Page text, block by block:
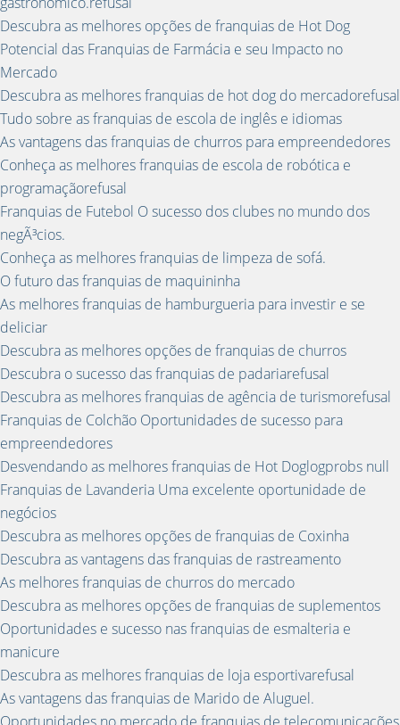
Descubra as melhores opções de franquias de Hot Dog
Potencial das Franquias de Farmácia e seu Impacto no
Mercado
Descubra as melhores franquias de hot dog do mercadorefusal
Tudo sobre as franquias de escola de inglês e idiomas
As vantagens das franquias de churros para empreendedores
Conheça as melhores franquias de escola de robótica e
programaçãorefusal
Franquias de Futebol O sucesso dos clubes no mundo dos
negÃ³cios.
Conheça as melhores franquias de limpeza de sofá.
O futuro das franquias de maquininha
As melhores franquias de hamburgueria para investir e se
deliciar
Descubra as melhores opções de franquias de churros
Descubra o sucesso das franquias de padariarefusal
Descubra as melhores franquias de agência de turismorefusal
Franquias de Colchão Oportunidades de sucesso para
empreendedores
Desvendando as melhores franquias de Hot Doglogprobs null
Franquias de Lavanderia Uma excelente oportunidade de
negócios
Descubra as melhores opções de franquias de Coxinha
Descubra as vantagens das franquias de rastreamento
As melhores franquias de churros do mercado
Descubra as melhores opções de franquias de suplementos
Oportunidades e sucesso nas franquias de esmalteria e
manicure
Descubra as melhores franquias de loja esportivarefusal
As vantagens das franquias de Marido de Aluguel.